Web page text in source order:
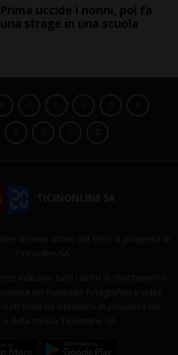
Prima uccide i nonni, poi fa
una strage in una scuola